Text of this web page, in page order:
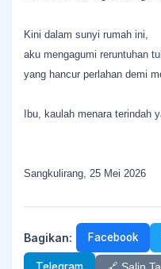
Kini dalam sunyi rumah ini,
aku mengagumi reruntuhan
yang hancur perlahan demi
Ibu, kaulah menara terindah
Sangkulirang, 25 Mei 2026
Bagikan: Facebook